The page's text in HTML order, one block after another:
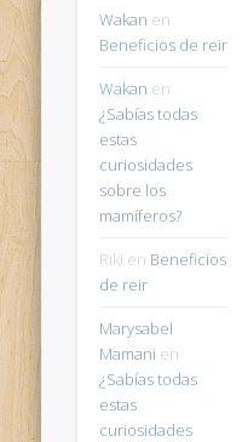
Wakan en
Beneficios de reir
Wakan en
¿Sabías todas
estas
curiosidades
sobre los
mamíferos?
Riki en Beneficios
de reir
Marysabel
Mamani en
¿Sabías todas
estas
curiosidades